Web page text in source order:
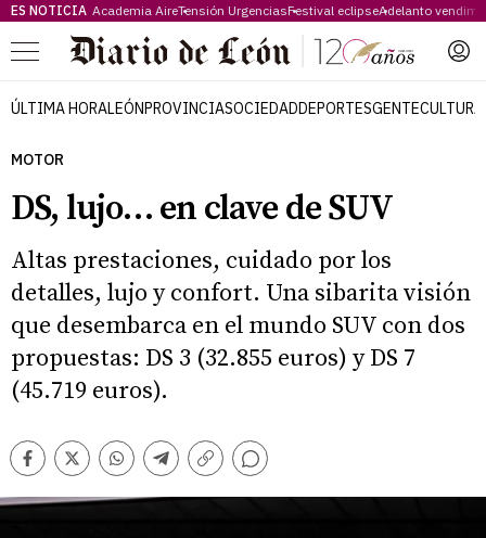
ES NOTICIA Academia AireTensión UrgenciasFestival eclipseAdelanto
Menú
ÚLTIMA HORALEÓNPROVINCIASOCIEDADDEPORTESGENTECULTURA
MOTOR
DS, lujo… en clave de SUV
Altas prestaciones, cuidado por los
detalles, lujo y confort. Una sibarita visión
que desembarca en el mundo SUV con dos
propuestas: DS 3 (32.855 euros) y DS 7
(45.719 euros).
Facebook
TwitterWhatsappTelegram
Copiar
Comentarios